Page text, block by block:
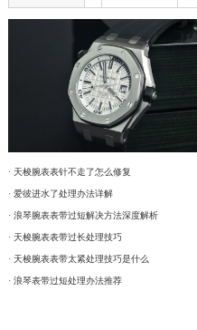
· 天梭腕表表针不走了怎么修复
· 爱彼进水了处理办法详解
· 浪琴腕表表带过短解决方法深度解析
· 天梭腕表表带过长处理技巧
· 天梭腕表表带太紧处理技巧是什么
· 浪琴表带过短处理办法推荐